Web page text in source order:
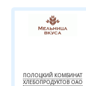
ПОЛОЦКИЙ КОМБИНАТ
ХЛЕБОПРОДУКТОВ ОАО